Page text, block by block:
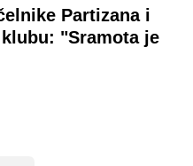
Partizana i
"Sramota je